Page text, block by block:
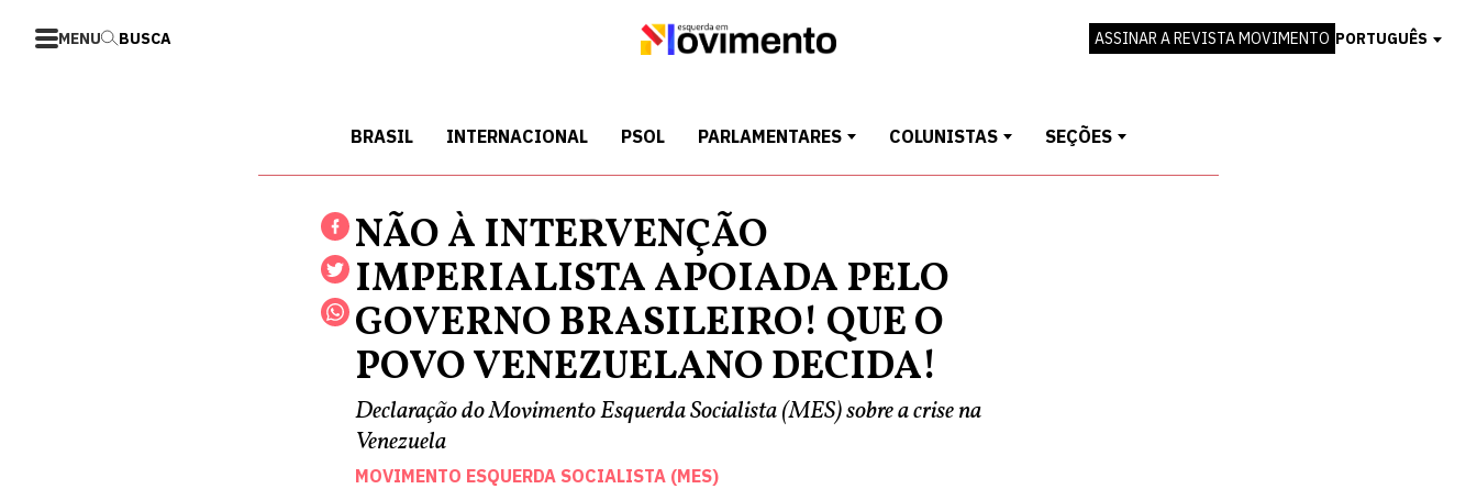
MENU BUSCA ASSINAR A REVISTA MOVIMENTO PORTUGUÊS
BRASIL INTERNACIONAL PSOL PARLAMENTARES COLUNISTAS SEÇÕES
NÃO À INTERVENÇÃO
IMPERIALISTA APOIADA PELO
GOVERNO BRASILEIRO! QUE O
POVO VENEZUELANO DECIDA!
Declaração do Movimento Esquerda Socialista (MES) sobre a crise na
Venezuela
MOVIMENTO ESQUERDA SOCIALISTA (MES)